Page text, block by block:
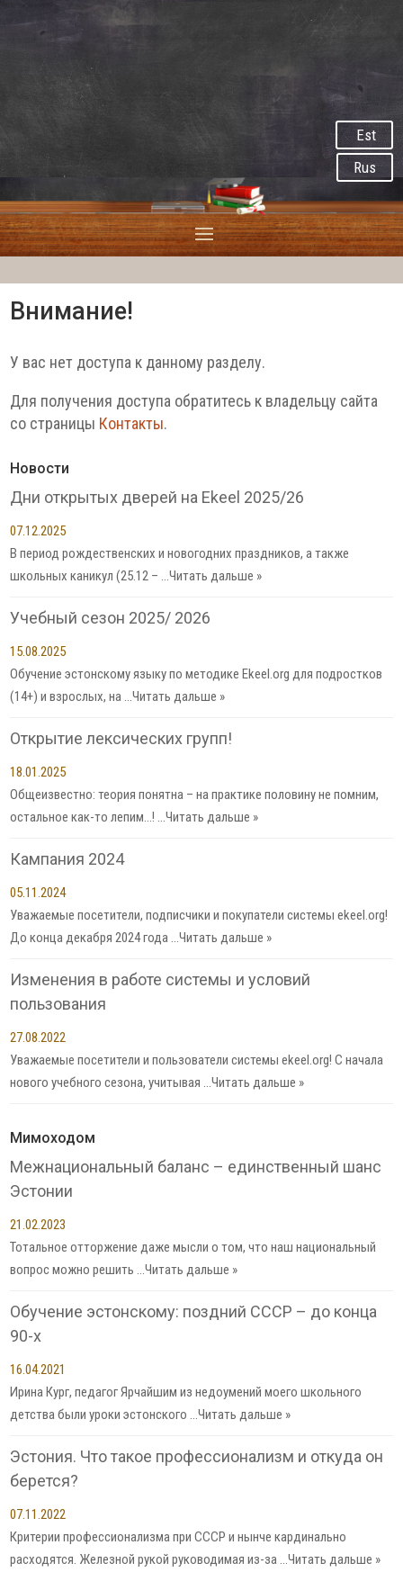
Est
Rus
Внимание!
У вас нет доступа к данному разделу.
Для получения доступа обратитесь к владельцу сайта
со страницы Контакты.
Новости
Дни открытых дверей на Ekeel 2025/26
07.12.2025
В период рождественских и новогодних праздников, а также
школьных каникул (25.12 – …Читать дальше »
Учебный сезон 2025/ 2026
15.08.2025
Обучение эстонскому языку по методике Ekeel.org для подростков
(14+) и взрослых, на …Читать дальше »
Открытие лексических групп!
18.01.2025
Общеизвестно: теория понятна – на практике половину не помним,
остальное как-то лепим…! …Читать дальше »
Кампания 2024
05.11.2024
Уважаемые посетители, подписчики и покупатели системы ekeel.org!
До конца декабря 2024 года …Читать дальше »
Изменения в работе системы и условий
пользования
27.08.2022
Уважаемые посетители и пользователи системы ekeel.org! С начала
нового учебного сезона, учитывая …Читать дальше »
Мимоходом
Межнациональный баланс – единственный шанс
Эстонии
21.02.2023
Тотальное отторжение даже мысли о том, что наш национальный
вопрос можно решить …Читать дальше »
Обучение эстонскому: поздний СССР – до конца
90-х
16.04.2021
Ирина Кург, педагог Ярчайшим из недоумений моего школьного
детства были уроки эстонского …Читать дальше »
Эстония. Что такое профессионализм и откуда он
берется?
07.11.2022
Критерии профессионализма при СССР и нынче кардинально
расходятся. Железной рукой руководимая из-за …Читать дальше »